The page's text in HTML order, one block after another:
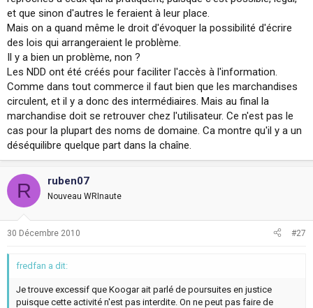
et que sinon d'autres le feraient à leur place.
Mais on a quand même le droit d'évoquer la possibilité d'écrire
des lois qui arrangeraient le problème.
Il y a bien un problème, non ?
Les NDD ont été créés pour faciliter l'accès à l'information.
Comme dans tout commerce il faut bien que les marchandises
circulent, et il y a donc des intermédiaires. Mais au final la
marchandise doit se retrouver chez l'utilisateur. Ce n'est pas le
cas pour la plupart des noms de domaine. Ca montre qu'il y a un
déséquilibre quelque part dans la chaîne.
R ruben07
Nouveau WRInaute
30 Décembre 2010 #27
fredfan a dit:
Je trouve excessif que Koogar ait parlé de poursuites en justice
puisque cette activité n'est pas interdite. On ne peut pas faire de